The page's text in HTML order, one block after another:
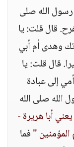
الله صلى
قال قلت: يا
وهدى أم أبي
قال قلت: يا
إلى عبادة
الله صلى الله
أبا هريرة -
"فما